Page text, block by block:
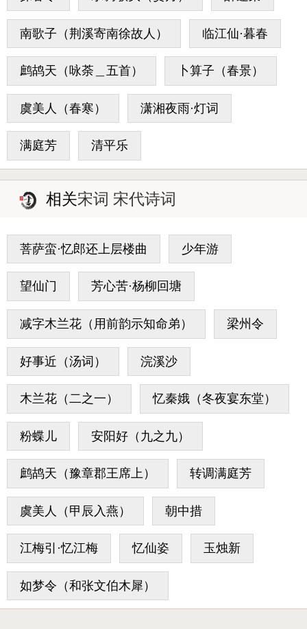
南歌子（荆溪寄南徐故人） 临江仙·暮春
鹧鸪天（咏荼＿五首） 卜算子（春景）
虞美人（春寒） 潇湘夜雨·灯词
满庭芳 清平乐
相关宋词 宋代诗词
菩萨蛮·忆郎还上层楼曲 少年游
望仙门 芳心苦·杨柳回塘
减字木兰花（用前韵示知命弟） 梁州令
好事近（汤词） 浣溪沙
木兰花（二之一） 忆秦娥（冬夜宴东堂）
粉蝶儿 安阳好（九之九）
鹧鸪天（豫章郡王席上） 转调满庭芳
虞美人（甲辰入燕） 朝中措
江梅引·忆江梅 忆仙姿 玉烛新
如梦令（和张文伯木犀）